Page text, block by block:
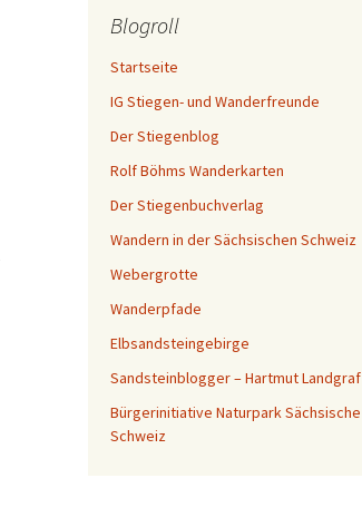
Blogroll
Startseite
IG Stiegen- und Wanderfreunde
Der Stiegenblog
Rolf Böhms Wanderkarten
Der Stiegenbuchverlag
Wandern in der Sächsischen Schweiz
Webergrotte
Wanderpfade
Elbsandsteingebirge
Sandsteinblogger – Hartmut Landgraf
Bürgerinitiative Naturpark Sächsische
Schweiz